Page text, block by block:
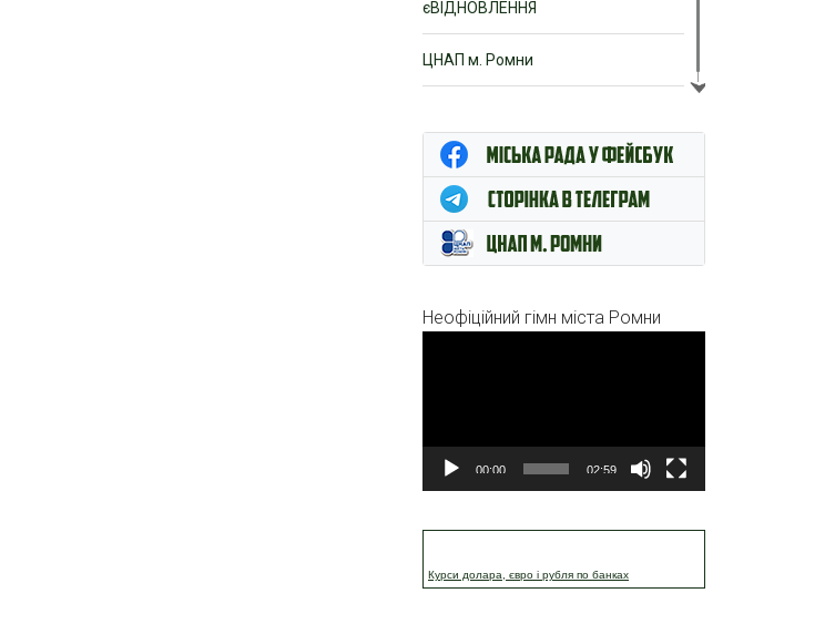
єВІДНОВЛЕННЯ
ЦНАП м. Ромни
Неофіційний гімн міста Ромни
00:00 02:59
Курси долара, євро і рубля по банках